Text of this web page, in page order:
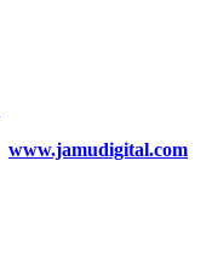
www.jamudigital.com